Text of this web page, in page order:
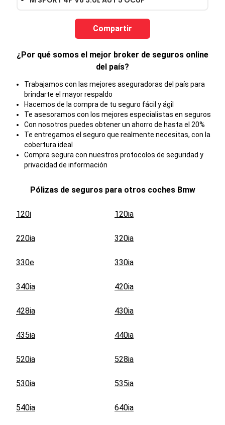
Compartir
¿Por qué somos el mejor broker de seguros online
del país?
Trabajamos con las mejores aseguradoras del país para
brindarte el mayor respaldo
Hacemos de la compra de tu seguro fácil y ágil
Te asesoramos con los mejores especialistas en seguros
Con nosotros puedes obtener un ahorro de hasta el 20%
Te entregamos el seguro que realmente necesitas, con la
cobertura ideal
Compra segura con nuestros protocolos de seguridad y
privacidad de información
Pólizas de seguros para otros coches Bmw
120i 120ia
220ia 320ia
330e 330ia
340ia 420ia
428ia 430ia
435ia 440ia
520ia 528ia
530ia 535ia
540ia 640ia